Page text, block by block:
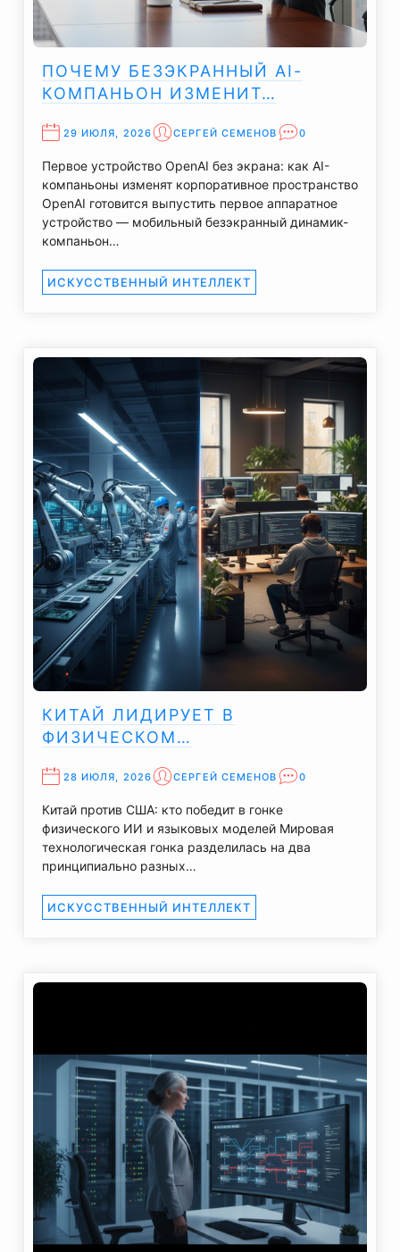
ПОЧЕМУ БЕЗЭКРАННЫЙ AI-
КОМПАНЬОН ИЗМЕНИТ…
29 ИЮЛЯ, 2026 СЕРГЕЙ СЕМЕНОВ 0
Первое устройство OpenAI без экрана: как AI-
компаньоны изменят корпоративное пространство
OpenAI готовится выпустить первое аппаратное
устройство — мобильный безэкранный динамик-
компаньон…
ИСКУССТВЕННЫЙ ИНТЕЛЛЕКТ
КИТАЙ ЛИДИРУЕТ В
ФИЗИЧЕСКОМ…
28 ИЮЛЯ, 2026 СЕРГЕЙ СЕМЕНОВ 0
Китай против США: кто победит в гонке
физического ИИ и языковых моделей Мировая
технологическая гонка разделилась на два
принципиально разных…
ИСКУССТВЕННЫЙ ИНТЕЛЛЕКТ